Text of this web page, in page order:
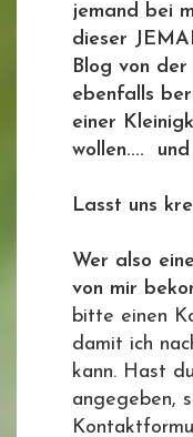
jemand bei
dieser
Blog von
ebenfalls
einer
wollen....
Lasst uns
Wer also
von mir
bitte einen
damit ich
kann. Hast
angegeben,